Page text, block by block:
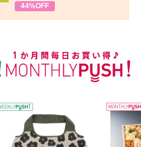
44%OFF
WEEKLY PUSH